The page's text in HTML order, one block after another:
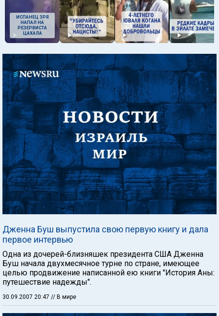
ИСПАНЕЦ ЗРЯ
НАПАЛ НА
РЕЗЕРВИСТА
ЦАХАЛА
Дженна Буш выпустила свою первую книгу и дала
первое интервью
Одна из дочерей-близняшек президента США Дженна
Буш начала двухмесячное турне по стране, имеющее
целью продвижение написанной ею книги "История Аны:
путешествие надежды".
30.09.2007 20:47 // В мире